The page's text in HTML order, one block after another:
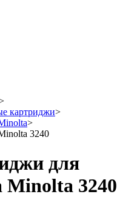
картриджи>
>
3240
для
Minolta 3240